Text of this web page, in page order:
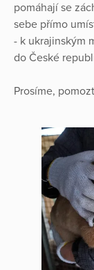
pomáhají se
sebe přímo
- k ukrajinským
do České
Prosíme,